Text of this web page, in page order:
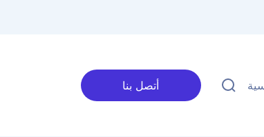
أتصل بنا